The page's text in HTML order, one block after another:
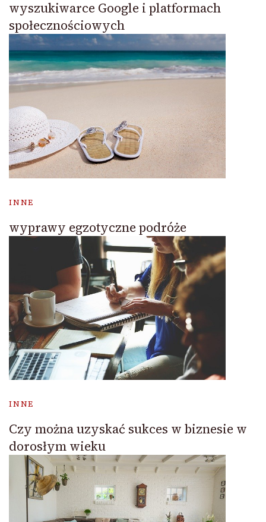
wyszukiwarce Google i platformach
społecznościowych
INNE
wyprawy egzotyczne podróże
INNE
Czy można uzyskać sukces w biznesie w
dorosłym wieku